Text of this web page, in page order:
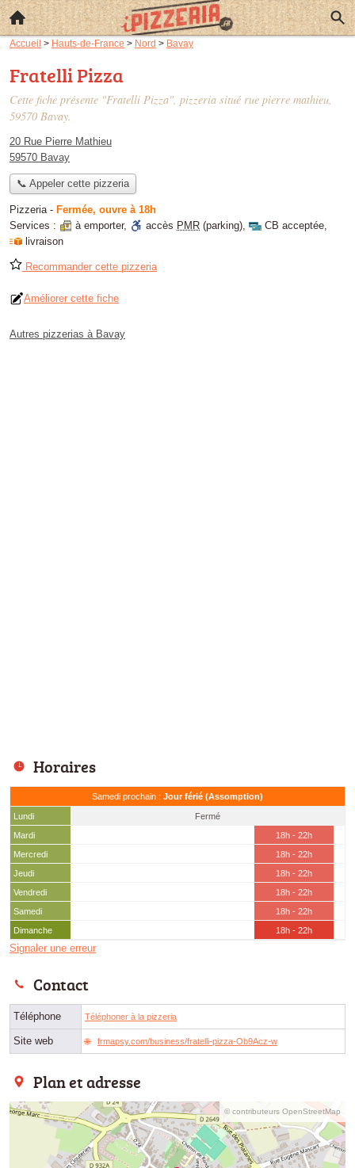
Accueil > Hauts-de-France > Nord > Bavay
Fratelli Pizza
Cette fiche présente "Fratelli Pizza", pizzeria situé rue pierre mathieu,
59570 Bavay.
20 Rue Pierre Mathieu
59570 Bavay
📞 Appeler cette pizzeria
Pizzeria- Fermée, ouvre à 18h
Services :
à emporter, accès PMR (parking), CB acceptée,
livraison
Recommander cette pizzeria
Améliorer cette fiche
Autres pizzerias à Bavay
Horaires
Samedi prochain : Jour férié (Assomption)
Lundi
Fermé
Mardi
18h - 22h
Mercredi
18h - 22h
Jeudi
18h - 22h
Vendredi
18h - 22h
Samedi
18h - 22h
Dimanche
18h - 22h
Signaler une erreur
Contact
Téléphone Téléphoner à la pizzeria
Site web frmapsy.com/business/fratelli-pizza-Ob9Acz-w
Plan et adresse
© contributeurs OpenStreetMap